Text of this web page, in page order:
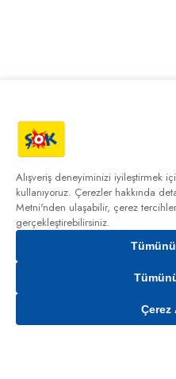
Gelince
Alışveriş deneyiminizi iyileştirmek
kullanıyoruz. Çerezler hakkında
Metni'nden ulaşabilir, çerez
gerçekleştirebilirsiniz.
Çerez